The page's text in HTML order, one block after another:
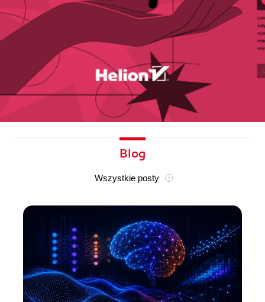
Blog
Wszystkie posty